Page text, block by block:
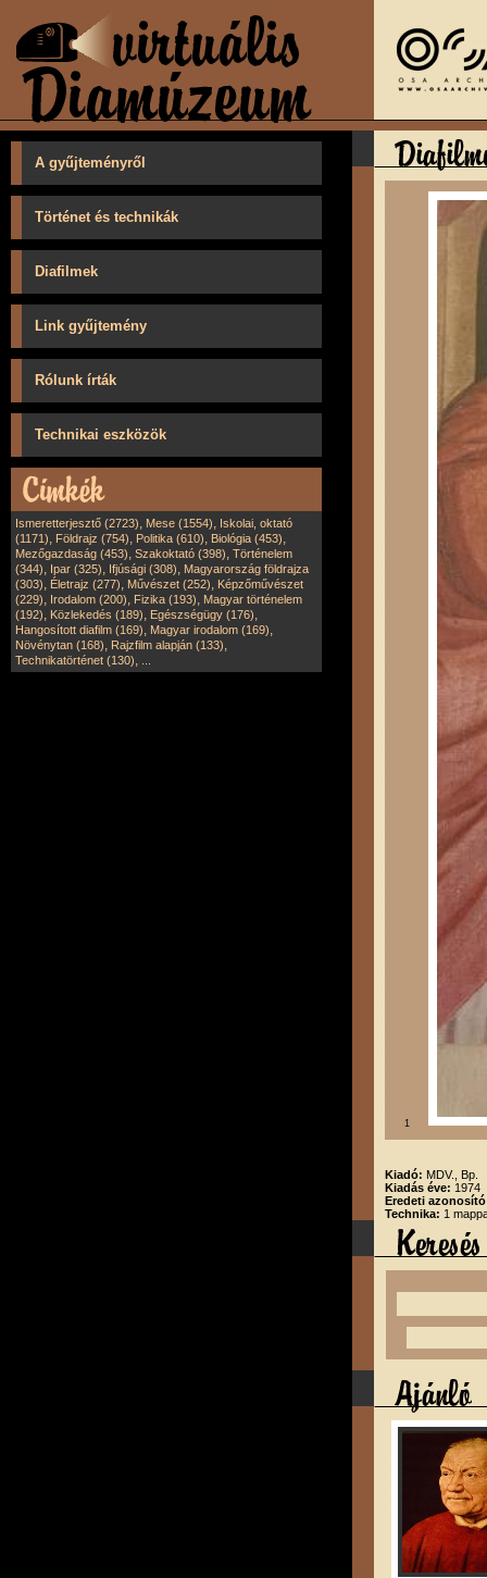
A gyűjteményről
Történet és technikák
Diafilmek
Link gyűjtemény
Rólunk írták
Technikai eszközök
Ismeretterjesztő (2723), Mese (1554), Iskolai, oktató
(1171), Földrajz (754), Politika (610), Biológia (453),
Mezőgazdaság (453), Szakoktató (398), Történelem
(344), Ipar (325), Ifjúsági (308), Magyarország földrajza
(303), Életrajz (277), Művészet (252), Képzőművészet
(229), Irodalom (200), Fizika (193), Magyar történelem
(192), Közlekedés (189), Egészségügy (176),
Hangosított diafilm (169), Magyar irodalom (169),
Növénytan (168), Rajzfilm alapján (133),
Technikatörténet (130),
1
Kiadó: MDV., Bp.
Kiadás éve: 1974
Eredeti
Technika: 1